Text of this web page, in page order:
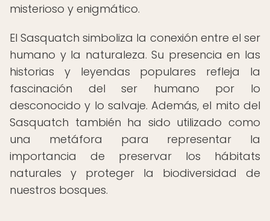
misterioso y enigmático.
El Sasquatch simboliza la conexión entre el ser
humano y la naturaleza. Su presencia en las
historias y leyendas populares refleja la
fascinación del ser humano por lo
desconocido y lo salvaje. Además, el mito del
Sasquatch también ha sido utilizado como
una metáfora para representar la
importancia de preservar los hábitats
naturales y proteger la biodiversidad de
nuestros bosques.